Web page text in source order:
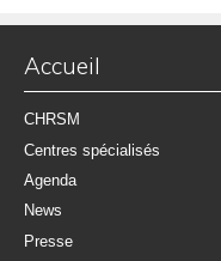
Accueil
CHRSM
Centres spécialisés
Agenda
News
Presse